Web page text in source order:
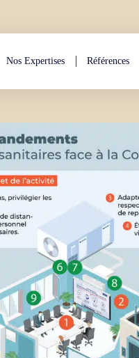
Nos Expertises Références